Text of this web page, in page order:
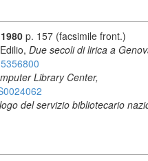
p. 157 (facsimile front.)
Due secoli di lirica a
Library Center,
del servizio bibliotecario